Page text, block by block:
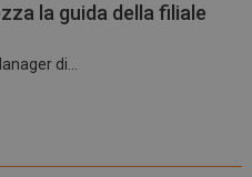
la guida della filiale
di...